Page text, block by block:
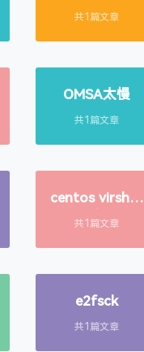
共1篇文章
OMSA太慢
共1篇文章
centos virsh指
令
共1篇文章
e2fsck
共1篇文章